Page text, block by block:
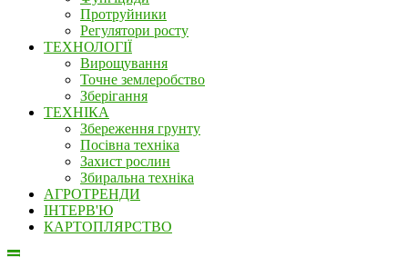
Протруйники
Регулятори росту
ТЕХНОЛОГІЇ
Вирощування
Точне землеробство
Зберігання
ТЕХНІКА
Збереження грунту
Посівна техніка
Захист рослин
Збиральна техніка
АГРОТРЕНДИ
ІНТЕРВ'Ю
КАРТОПЛЯРСТВО